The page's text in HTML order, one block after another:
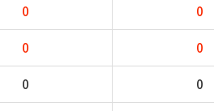
0 0
0 0
0 0